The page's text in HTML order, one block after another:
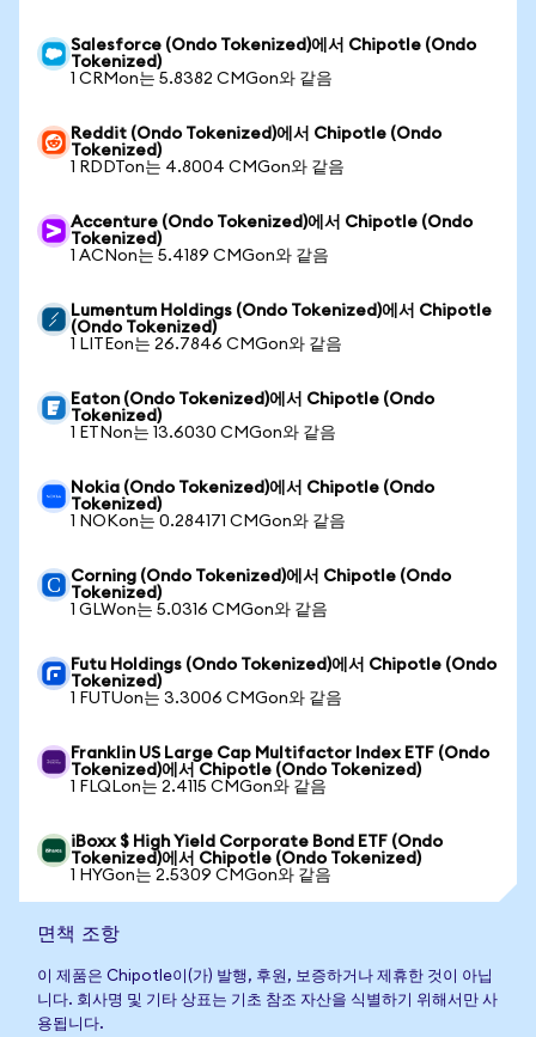
Salesforce (Ondo Tokenized)에서 Chipotle (Ondo
Tokenized)
1 CRMon는 5.8382 CMGon와 같음
Reddit (Ondo Tokenized)에서 Chipotle (Ondo
Tokenized)
1 RDDTon는 4.8004 CMGon와 같음
Accenture (Ondo Tokenized)에서 Chipotle (Ondo
Tokenized)
1 ACNon는 5.4189 CMGon와 같음
Lumentum Holdings (Ondo Tokenized)에서 Chipotle
(Ondo Tokenized)
1 LITEon는 26.7846 CMGon와 같음
Eaton (Ondo Tokenized)에서 Chipotle (Ondo
Tokenized)
1 ETNon는 13.6030 CMGon와 같음
Nokia (Ondo Tokenized)에서 Chipotle (Ondo
Tokenized)
1 NOKon는 0.284171 CMGon와 같음
Corning (Ondo Tokenized)에서 Chipotle (Ondo
Tokenized)
1 GLWon는 5.0316 CMGon와 같음
Futu Holdings (Ondo Tokenized)에서 Chipotle (Ondo
Tokenized)
1 FUTUon는 3.3006 CMGon와 같음
Franklin US Large Cap Multifactor Index ETF (Ondo
Tokenized)에서 Chipotle (Ondo Tokenized)
1 FLQLon는 2.4115 CMGon와 같음
iBoxx $ High Yield Corporate Bond ETF (Ondo
Tokenized)에서 Chipotle (Ondo Tokenized)
1 HYGon는 2.5309 CMGon와 같음
면책 조항
이 제품은 Chipotle이(가) 발행, 후원, 보증하거나 제휴한 것이 아닙
니다. 회사명 및 기타 상표는 기초 참조 자산을 식별하기 위해서만 사
용됩니다.